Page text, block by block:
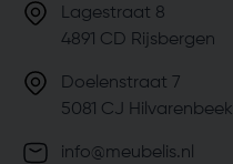
Lagestraat 8
4891 CD Rijsbergen
Doelenstraat 7
5081 CJ Hilvarenbeek
info@meubelis.nl